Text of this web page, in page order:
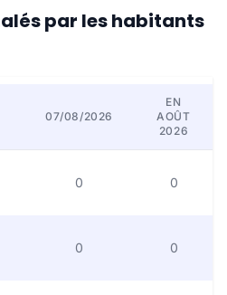
par les habitants
07/08/2026
EN
AOÛT
2026
0 0
0 0